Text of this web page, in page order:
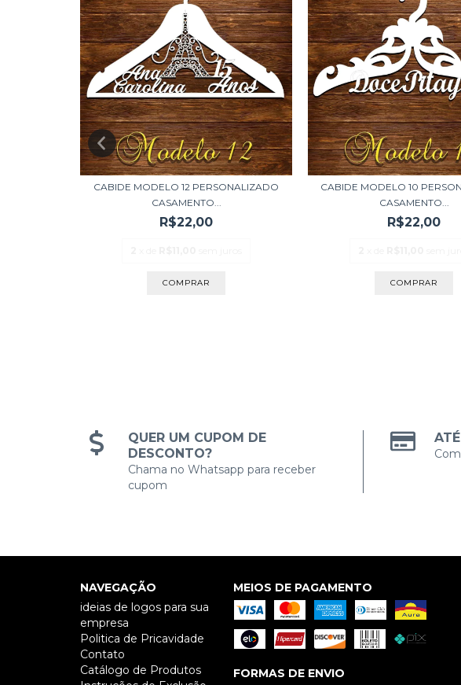
CABIDE MODELO 12 PERSONALIZADO
CASAMENTO...
R$22,00
CABIDE MODELO 10
CASAMENTO...
R$22,00
QUER UM CUPOM DE
DESCONTO?
Chama no Whatsapp para receber
cupom
NAVEGAÇÃO
ideias de logos para sua
empresa
Politica de Pricavidade
Contato
Catálogo de Produtos
MEIOS DE PAGAMENTO
FORMAS DE ENVIO